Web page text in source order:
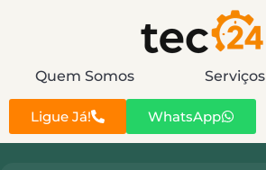
Quem Somos Serviços
Ligue Já! WhatsApp